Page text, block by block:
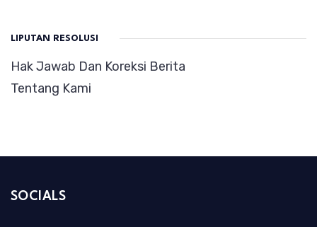
LIPUTAN RESOLUSI
Hak Jawab Dan Koreksi Berita
Tentang Kami
SOCIALS